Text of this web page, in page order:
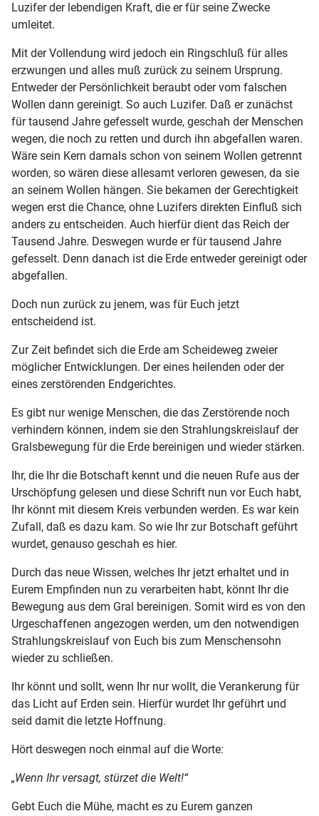
Luzifer der lebendigen Kraft, die er für seine Zwecke
umleitet.
Mit der Vollendung wird jedoch ein Ringschluß für alles
erzwungen und alles muß zurück zu seinem Ursprung.
Entweder der Persönlichkeit beraubt oder vom falschen
Wollen dann gereinigt. So auch Luzifer. Daß er zunächst
für tausend Jahre gefesselt wurde, geschah der Menschen
wegen, die noch zu retten und durch ihn abgefallen waren.
Wäre sein Kern damals schon von seinem Wollen getrennt
worden, so wären diese allesamt verloren gewesen, da sie
an seinem Wollen hängen. Sie bekamen der Gerechtigkeit
wegen erst die Chance, ohne Luzifers direkten Einfluß sich
anders zu entscheiden. Auch hierfür dient das Reich der
Tausend Jahre. Deswegen wurde er für tausend Jahre
gefesselt. Denn danach ist die Erde entweder gereinigt oder
abgefallen.
Doch nun zurück zu jenem, was für Euch jetzt
entscheidend ist.
Zur Zeit befindet sich die Erde am Scheideweg zweier
möglicher Entwicklungen. Der eines heilenden oder der
eines zerstörenden Endgerichtes.
Es gibt nur wenige Menschen, die das Zerstörende noch
verhindern können, indem sie den Strahlungskreislauf der
Gralsbewegung für die Erde bereinigen und wieder stärken.
Ihr, die Ihr die Botschaft kennt und die neuen Rufe aus der
Urschöpfung gelesen und diese Schrift nun vor Euch habt,
Ihr könnt mit diesem Kreis verbunden werden. Es war kein
Zufall, daß es dazu kam. So wie Ihr zur Botschaft geführt
wurdet, genauso geschah es hier.
Durch das neue Wissen, welches Ihr jetzt erhaltet und in
Eurem Empfinden nun zu verarbeiten habt, könnt Ihr die
Bewegung aus dem Gral bereinigen. Somit wird es von den
Urgeschaffenen angezogen werden, um den notwendigen
Strahlungskreislauf von Euch bis zum Menschensohn
wieder zu schließen.
Ihr könnt und sollt, wenn Ihr nur wollt, die Verankerung für
das Licht auf Erden sein. Hierfür wurdet Ihr geführt und
seid damit die letzte Hoffnung.
Hört deswegen noch einmal auf die Worte:
„Wenn Ihr versagt, stürzet die Welt!“
Gebt Euch die Mühe, macht es zu Eurem ganzen